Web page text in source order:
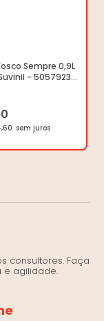
Sempre 0,9L
- 50579231
consultores. Faça
e agilidade.